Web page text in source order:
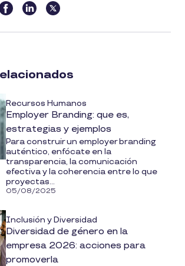
Recursos Humanos
Employer Branding: que es,
estrategias y ejemplos
Para construir un employer branding
auténtico, enfócate en la
transparencia, la comunicación
efectiva y la coherencia entre lo que
proyectas...
05/08/2025
Inclusión y Diversidad
Diversidad de género en la
empresa 2026: acciones para
promoverla